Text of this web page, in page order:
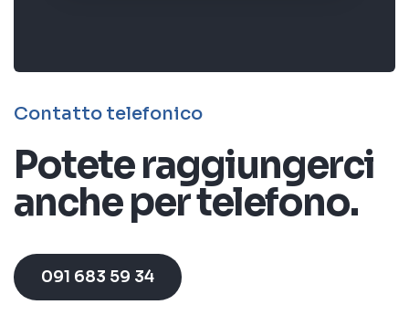
l
t
r
n
a
t
i
v
Contatto telefonico
Potete raggiungerci
anche per telefono.
091 683 59 34